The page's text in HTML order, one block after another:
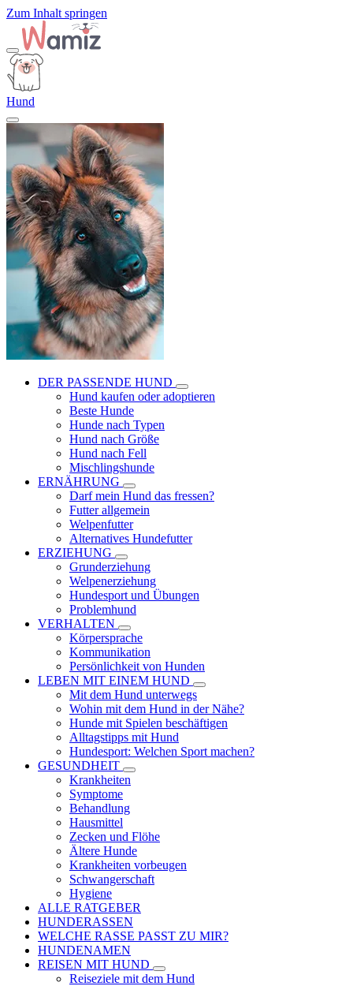
Zum Inhalt springen
Hund
DER PASSENDE HUND
Hund kaufen oder adoptieren
Beste Hunde
Hunde nach Typen
Hund nach Größe
Hund nach Fell
Mischlingshunde
ERNÄHRUNG
Darf mein Hund das fressen?
Futter allgemein
Welpenfutter
Alternatives Hundefutter
ERZIEHUNG
Grunderziehung
Welpenerziehung
Hundesport und Übungen
Problemhund
VERHALTEN
Körpersprache
Kommunikation
Persönlichkeit von Hunden
LEBEN MIT EINEM HUND
Mit dem Hund unterwegs
Wohin mit dem Hund in der Nähe?
Hunde mit Spielen beschäftigen
Alltagstipps mit Hund
Hundesport: Welchen Sport machen?
GESUNDHEIT
Krankheiten
Symptome
Behandlung
Hausmittel
Zecken und Flöhe
Ältere Hunde
Krankheiten vorbeugen
Schwangerschaft
Hygiene
ALLE RATGEBER
HUNDERASSEN
WELCHE RASSE PASST ZU MIR?
HUNDENAMEN
REISEN MIT HUND
Reiseziele mit dem Hund